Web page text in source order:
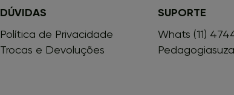
DÚVIDAS
Política de Privacidade
Trocas e Devoluções
SUPORTE
Whats (11)